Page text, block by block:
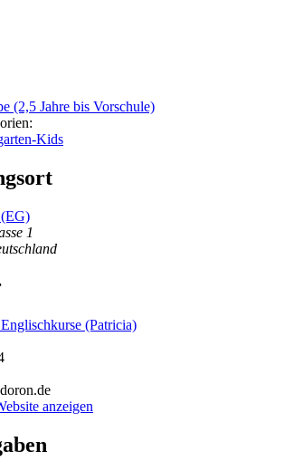
(2,5 Jahre bis Vorschule)
Kids
1
(Patricia)
anzeigen